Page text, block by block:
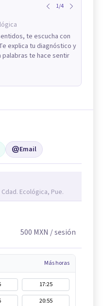
1/4
te escucha con
explica tu diagnóstico y
palabras te hace sentir
Email
Ecológica, Pue.
500 MXN / sesión
Más horas
17:25
20:55